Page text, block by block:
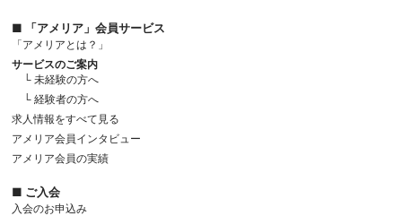
■ 「アメリア」会員サービス
「アメリアとは？」
サービスのご案内
└ 未経験の方へ
└ 経験者の方へ
求人情報をすべて見る
アメリア会員インタビュー
アメリア会員の実績
■ ご入会
入会のお申込み